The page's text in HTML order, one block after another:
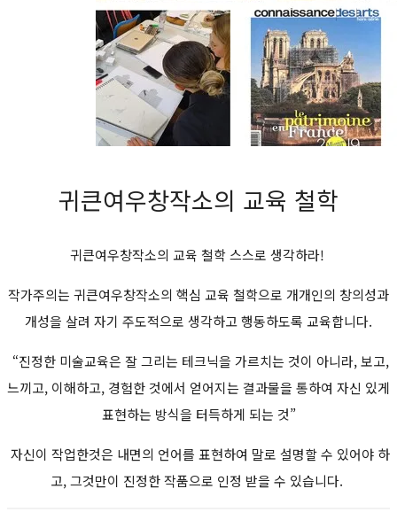
귀큰여우창작소의 교육 철학
귀큰여우창작소의 교육 철학 스스로 생각하라!
작가주의는 귀큰여우창작소의 핵심 교육 철학으로 개개인의 창의성과
개성을 살려 자기 주도적으로 생각하고 행동하도록 교육합니다.
“진정한 미술교육은 잘 그리는 테크닉을 가르치는 것이 아니라, 보고,
느끼고, 이해하고, 경험한 것에서 얻어지는 결과물을 통하여 자신 있게
표현하는 방식을 터득하게 되는 것”
자신이 작업한것은 내면의 언어를 표현하여 말로 설명할 수 있어야 하
고, 그것만이 진정한 작품으로 인정 받을 수 있습니다.